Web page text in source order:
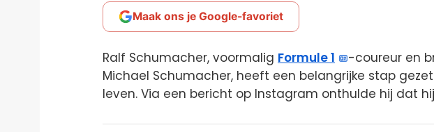
Maak ons je Google-favoriet
Ralf Schumacher, voormalig Formule 1
-coureur en
Michael Schumacher, heeft een belangrijke stap
leven. Via een bericht op Instagram onthulde hij dat